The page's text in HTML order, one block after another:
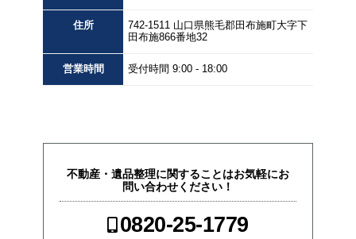
住所 742-1511 山口県熊毛郡田布施町大字下
田布施866番地32
営業時間 受付時間 9:00 - 18:00
不動産・遺品整理に関することはお気軽にお
問い合わせください！
0820-25-1779